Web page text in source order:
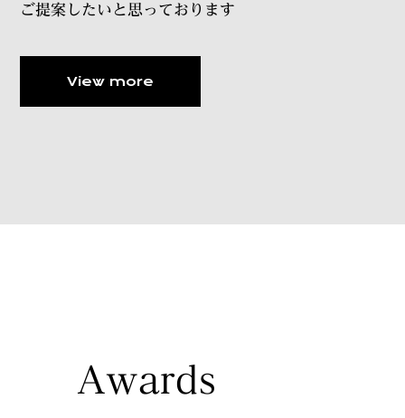
ご提案したいと思っております
View more
Awards